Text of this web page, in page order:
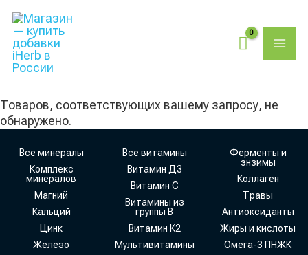
содержимому
Товаров, соответствующих вашему запросу, не
обнаружено.
Все минералы
Комплекс
минералов
Магний
Кальций
Цинк
Железо
Все витамины
Витамин Д3
Витамин С
Витамины из
группы В
Витамин К2
Мультивитамины
Ферменты и
энзимы
Коллаген
Травы
Антиоксиданты
Жиры и кислоты
Омега-3 ПНЖК
товаров